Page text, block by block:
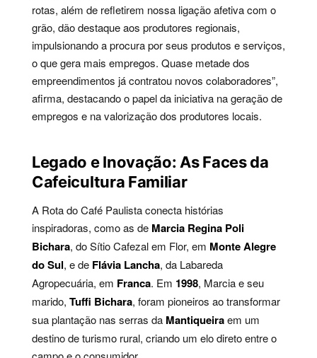
rotas, além de refletirem nossa ligação afetiva com o
grão, dão destaque aos produtores regionais,
impulsionando a procura por seus produtos e serviços,
o que gera mais empregos. Quase metade dos
empreendimentos já contratou novos colaboradores”,
afirma, destacando o papel da iniciativa na geração de
empregos e na valorização dos produtores locais.
Legado e Inovação: As Faces da
Cafeicultura Familiar
A Rota do Café Paulista conecta histórias
inspiradoras, como as de Marcia Regina Poli
Bichara, do Sítio Cafezal em Flor, em Monte Alegre
do Sul, e de Flávia Lancha, da Labareda
Agropecuária, em Franca. Em 1998, Marcia e seu
marido, Tuffi Bichara, foram pioneiros ao transformar
sua plantação nas serras da Mantiqueiraem um
destino de turismo rural, criando um elo direto entre o